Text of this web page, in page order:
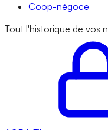
Coop-négoce
Tout l'historique de vos